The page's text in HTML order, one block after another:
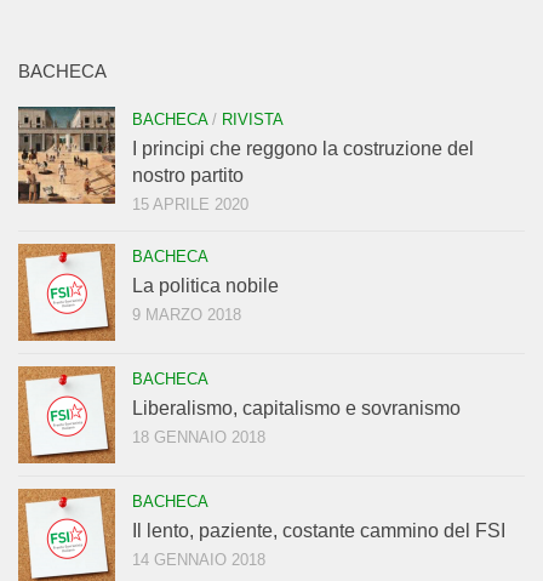
BACHECA
BACHECA/ RIVISTA
I principi che reggono la costruzione del
nostro partito
15 APRILE 2020
BACHECA
La politica nobile
9 MARZO 2018
BACHECA
Liberalismo, capitalismo e sovranismo
18 GENNAIO 2018
BACHECA
Il lento, paziente, costante cammino del FSI
14 GENNAIO 2018